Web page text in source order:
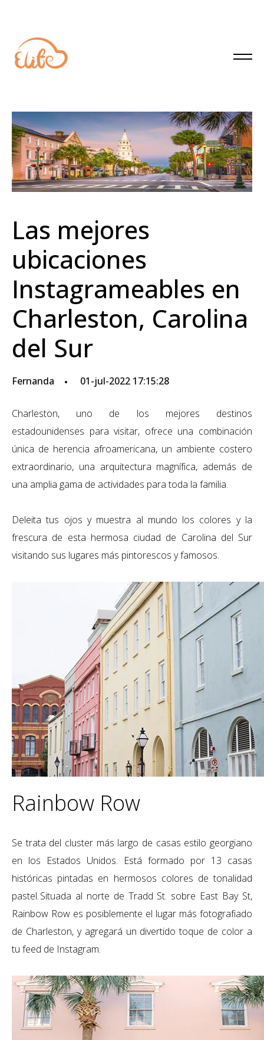
Las mejores
ubicaciones
Instagrameables en
Charleston, Carolina
del Sur
Fernanda 01-jul-2022 17:15:28
Charleston, uno de los mejores destinos
estadounidenses para visitar, ofrece una combinación
única de herencia afroamericana, un ambiente costero
extraordinario, una arquitectura magnífica, además de
una amplia gama de actividades paratoda la familia.
Deleita tus ojos y muestra al mundo los colores y la
frescura de esta hermosa ciudad de Carolina del Sur
visitando sus lugares más pintorescos y famosos.
Rainbow Row
Se trata del cluster más largo de casas estilo georgiano
en los Estados Unidos. Está formado por 13 casas
históricas pintadas en hermosos colores de tonalidad
pastel. Situada al norte de Tradd St. sobre East Bay St,
Rainbow Row es posiblemente el lugar más fotografiado
de Charleston, y agregará un divertido toque de color a
tu feed de Instagram.